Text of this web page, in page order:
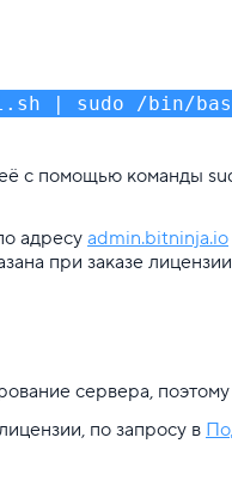
| sudo /bin/
её с помощью команды
адресуadmin.bitninja.io
при заказе лицензии
сервера,
по запросу в